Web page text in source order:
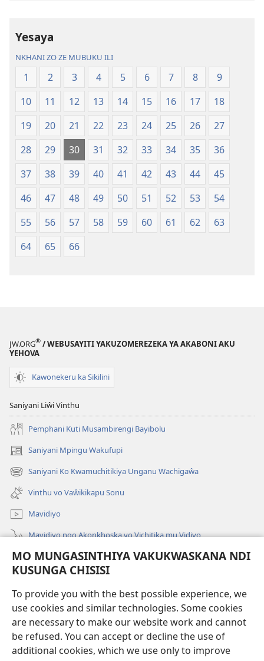
MO MUNGASINTHIYA VAKUKWASKANA NDI
KUSUNGA CHISISI
To provide you with the best possible experience, we
use cookies and similar technologies. Some cookies
are necessary to make our website work and cannot
be refused. You can accept or decline the use of
additional cookies, which we use only to improve
Yesaya
NKHANI ZO ZE MUBUKU ILI
1 2 3 4 5 6 7 8
9
10
11 12 13 14 15 16 17
18
19
20 21 22 23 24 25 26
27
28
29 30 31 32 33 34 35
36
37
38 39 40 41 42 43 44
45
46
47 48 49 50 51 52 53
54
55
56 57 58 59 60 61 62
63
64
65 66
JW.ORG® / WEBUSAYITI YAKUZOMEREZEKA YA AKABONI AKU
YEHOVA
Kawonekeru ka Sikilini
Saniyani Liŵi Vinthu
Pemphani Kuti Musambirengi Bayibolu
Saniyani Mpingu Wakufupi
(Lajula
Peji
Linyaki)
Saniyani Ko Kwamuchitikiya Unganu Wachigaŵa
(Lajula
Peji
Linyaki)
Vinthu vo Vaŵikikapu Sonu
Mavidiyo
Mavidiyo ngo Akonkhoska vo Vichitika mu Vidiyo
Fufuzani
(Lajula
Linyaki)LAYIBULARE YA PA INTANETI
(Lajula
Peji
Linyaki)JW Hub ®
(Lajula